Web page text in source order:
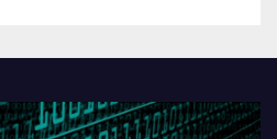
bideojoko